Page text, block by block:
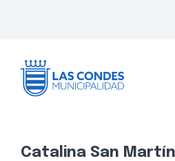
Catalina San